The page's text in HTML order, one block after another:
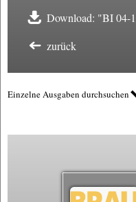
Download: "BI 04-
zurück
Einzelne Ausgaben durchsuchen